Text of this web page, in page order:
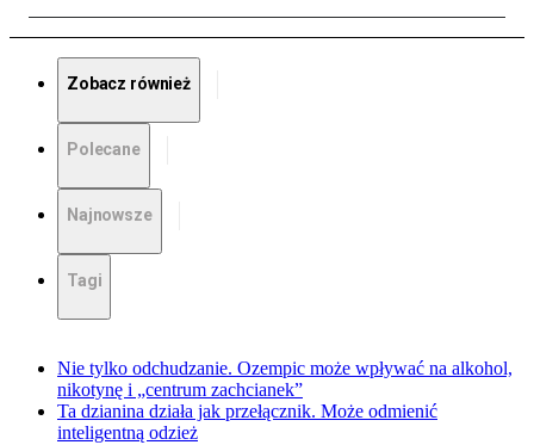
Zobacz również
Polecane
Najnowsze
Tagi
Nie tylko odchudzanie. Ozempic może wpływać na alkohol,
nikotynę i „centrum zachcianek”
Ta dzianina działa jak przełącznik. Może odmienić
inteligentną odzież